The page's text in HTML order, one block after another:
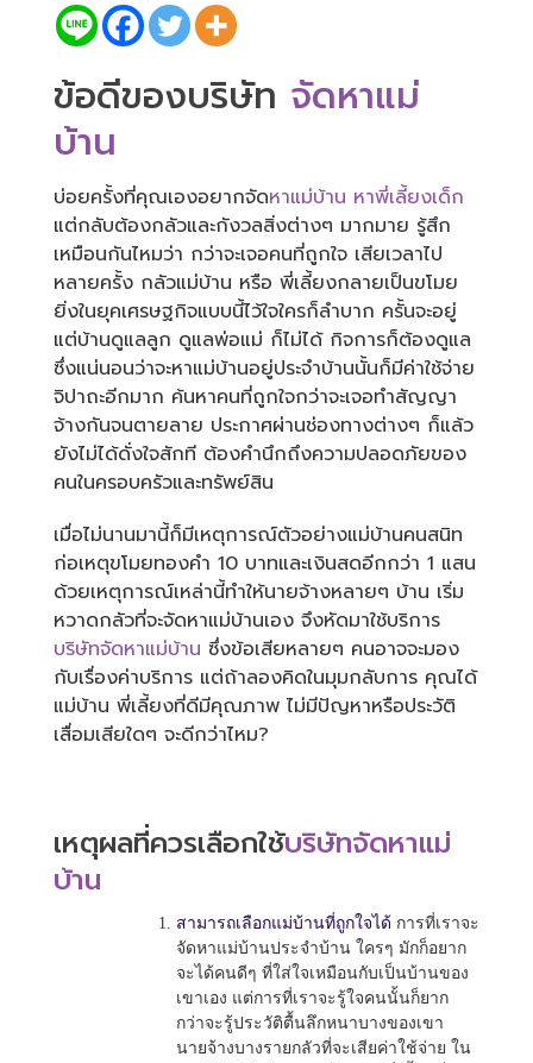
ข้อดีของบริษัท จัดหาแม่
บ้าน
บ่อยครั้งที่คุณเองอยากจัดหาแม่บ้าน หาพี่เลี้ยงเด็ก
แต่กลับต้องกลัวและกังวลสิ่งต่างๆ มากมาย รู้สึก
เหมือนกันไหมว่า กว่าจะเจอคนที่ถูกใจ เสียเวลาไป
หลายครั้ง กลัวแม่บ้าน หรือ พี่เลี้ยงกลายเป็นขโมย
ยิ่งในยุคเศรษฐกิจแบบนี้ไว้ใจใครก็ลำบาก ครั้นจะอยู่
แต่บ้านดูแลลูก ดูแลพ่อแม่ ก็ไม่ได้ กิจการก็ต้องดูแล
ซึ่งแน่นอนว่าจะหาแม่บ้านอยู่ประจำบ้านนั้นก็มีค่าใช้จ่าย
จิปาถะอีกมาก ค้นหาคนที่ถูกใจกว่าจะเจอทำสัญญา
จ้างกันจนตายลาย ประกาศผ่านช่องทางต่างๆ ก็แล้ว
ยังไม่ได้ดั่งใจสักที ต้องคำนึกถึงความปลอดภัยของ
คนในครอบครัวและทรัพย์สิน
เมื่อไม่นานมานี้ก็มีเหตุการณ์ตัวอย่างแม่บ้านคนสนิท
ก่อเหตุขโมยทองคำ 10 บาทและเงินสดอีกกว่า 1 แสน
ด้วยเหตุการณ์เหล่านี้ทำให้นายจ้างหลายๆ บ้าน เริ่ม
หวาดกลัวที่จะจัดหาแม่บ้านเอง จึงหัดมาใช้บริการ
บริษัทจัดหาแม่บ้าน ซึ่งข้อเสียหลายๆ คนอาจจะมอง
กับเรื่องค่าบริการ แต่ถ้าลองคิดในมุมกลับการ คุณได้
แม่บ้าน พี่เลี้ยงที่ดีมีคุณภาพ ไม่มีปัญหาหรือประวัติ
เสื่อมเสียใดๆ จะดีกว่าไหม?
เหตุผลที่ควรเลือกใช้บริษัทจัดหาแม่
บ้าน
สามารถเลือกแม่บ้านที่ถูกใจได้ การที่เราจะ
จัดหาแม่บ้านประจำบ้าน ใครๆ มักก็อยาก
จะได้คนดีๆ ที่ใส่ใจเหมือนกับเป็นบ้านของ
เขาเอง แต่การที่เราจะรู้ใจคนนั้นก็ยาก
กว่าจะรู้ประวัติตื้นลึกหนาบางของเขา
นายจ้างบางรายกลัวที่จะเสียค่าใช้จ่าย ใน